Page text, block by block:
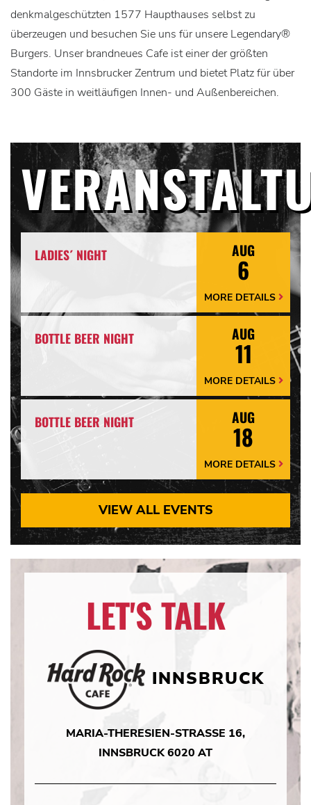
denkmalgeschützten 1577 Haupthauses selbst zu
überzeugen und besuchen Sie uns für unsere Legendary®
Burgers. Unser brandneues Cafe ist einer der größten
Standorte im Innsbrucker Zentrum und bietet Platz für über
300 Gäste in weitläufigen Innen- und Außenbereichen.
LADIES´ NIGHT AUG
6
MORE DETAILS
More
Arrow
BOTTLE BEER NIGHT AUG
11
MORE DETAILS
More
Details
Arrow
BOTTLE BEER NIGHT AUG
18
MORE DETAILS
More
Details
Arrow
VIEW ALL EVENTS
LET'S TALK
INNSBRUCK
MARIA-THERESIEN-STRASSE 16,
INNSBRUCK 6020 AT